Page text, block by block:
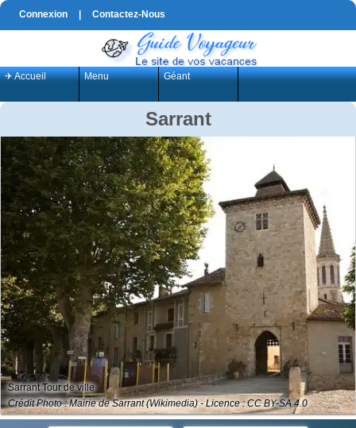
Connexion Contactez-Nous
✈ Accueil Menu Géant
Sarrant
Sarrant Tour de ville
Crédit Photo : Mairie de Sarrant (Wikimedia) - Licence : CC BY-SA 4.0